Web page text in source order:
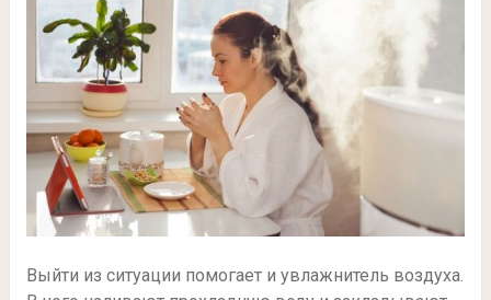
Выйти из ситуации помогает и увлажнитель воздуха.